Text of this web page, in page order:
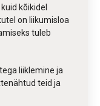
kõikidel
on liikumisloa
tuleb
liiklemine ja
teid ja